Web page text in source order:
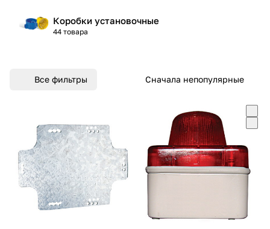
Коробки установочные
44 товара
Все фильтры Сначала непопулярные